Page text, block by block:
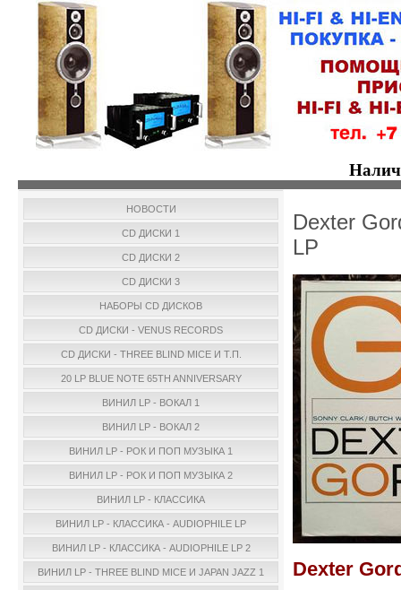
НОВОСТИ
CD ДИСКИ 1
CD ДИСКИ 2
CD ДИСКИ 3
НАБОРЫ CD ДИСКОВ
CD ДИСКИ - VENUS RECORDS
CD ДИСКИ - THREE BLIND MICE И Т.П.
20 LP BLUE NOTE 65TH ANNIVERSARY
ВИНИЛ LP - ВОКАЛ 1
ВИНИЛ LP - ВОКАЛ 2
ВИНИЛ LP - РОК И ПОП МУЗЫКА 1
ВИНИЛ LP - РОК И ПОП МУЗЫКА 2
ВИНИЛ LP - КЛАССИКА
ВИНИЛ LP - КЛАССИКА - AUDIOPHILE LP
ВИНИЛ LP - КЛАССИКА - AUDIOPHILE LP 2
ВИНИЛ LP - THREE BLIND MICE И JAPAN JAZZ 1
Dexter
LP
Dexter